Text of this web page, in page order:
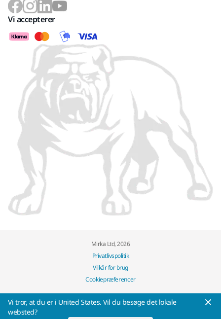
Vi accepterer
Mirka Ltd, 2026
Privatlivspolitik
Vilkår for brug
Cookiepræferencer
Vi tror, at ​​du er i United States. Vil du besøge det lokale
websted?